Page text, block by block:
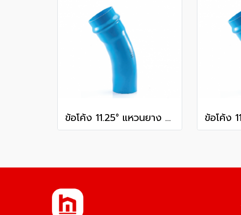
ข้อโค้ง 11.25° แหวนยาง ES1 SCG ขนาด 300 มม. (12 นิ้ว ) ชั้น 13.5